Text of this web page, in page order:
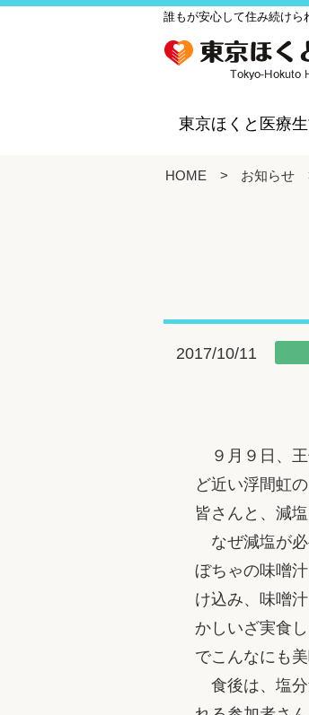
誰もが安心して住み続けら
東京ほくと医療
HOME > お知らせ
2017/10/11
９月９日、王
ど近い浮間虹
皆さんと、減
なぜ減塩が必
ぼちゃの味噌
け込み、味噌
かしいざ実食
でこんなにも
食後は、塩分